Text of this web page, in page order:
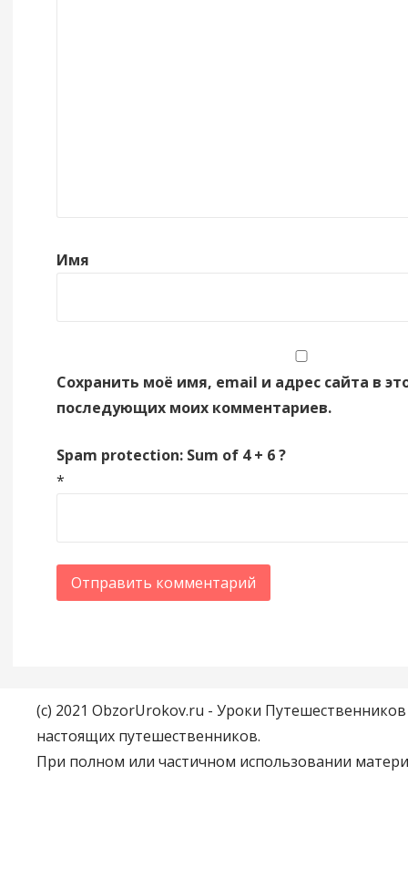
Имя
Сохранить моё имя, email и адрес сайта в
последующих моих комментариев.
Spam protection: Sum of 4 + 6 ?
*
(c) 2021 ObzorUrokov.ru - Уроки
настоящих путешественников.
При полном или частичном использовании